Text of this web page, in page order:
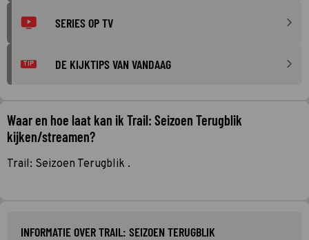
SERIES OP TV
TIP DE KIJKTIPS VAN VANDAAG
Waar en hoe laat kan ik Trail: Seizoen Terugblik
kijken/streamen?
Trail: Seizoen Terugblik .
INFORMATIE OVER TRAIL: SEIZOEN TERUGBLIK